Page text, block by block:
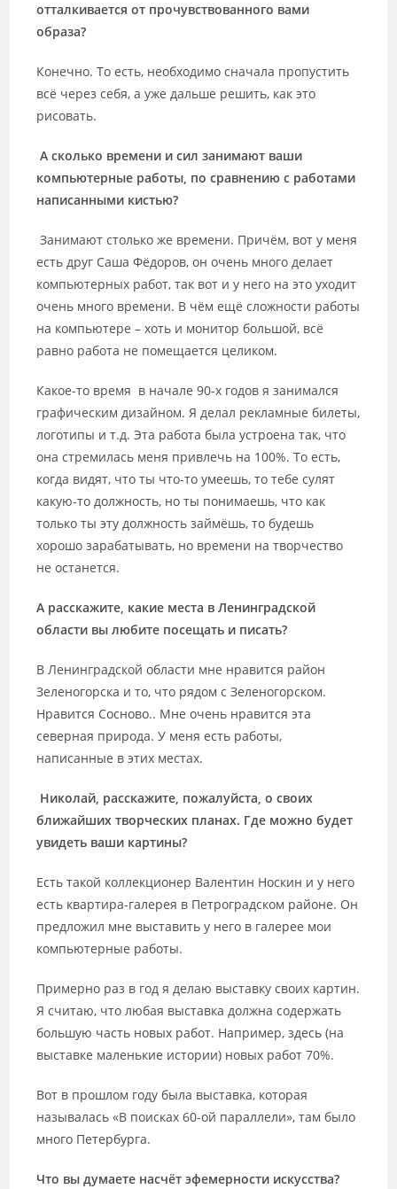
отталкивается от прочувствованного вами
образа?
Конечно. То есть, необходимо сначала пропустить
всё через себя, а уже дальше решить, как это
рисовать.
А сколько времени и сил занимают ваши
компьютерные работы, по сравнению с работами
написанными кистью?
Занимают столько же времени. Причём, вот у меня
есть друг Саша Фёдоров, он очень много делает
компьютерных работ, так вот и у него на это уходит
очень много времени. В чём ещё сложности работы
на компьютере – хоть и монитор большой, всё
равно работа не помещается целиком.
Какое-то время в начале 90-х годов я занимался
графическим дизайном. Я делал рекламные билеты,
логотипы и т.д. Эта работа была устроена так, что
она стремилась меня привлечь на 100%. То есть,
когда видят, что ты что-то умеешь, то тебе сулят
какую-то должность, но ты понимаешь, что как
только ты эту должность займёшь, то будешь
хорошо зарабатывать, но времени на творчество
не останется.
А расскажите, какие места в Ленинградской
области вы любите посещать и писать?
В Ленинградской области мне нравится район
Зеленогорска и то, что рядом с Зеленогорском.
Нравится Сосново.. Мне очень нравится эта
северная природа. У меня есть работы,
написанные в этих местах.
Николай, расскажите, пожалуйста, о своих
ближайших творческих планах. Где можно будет
увидеть ваши картины?
Есть такой коллекционер Валентин Носкин и у него
есть квартира-галерея в Петроградском районе. Он
предложил мне выставить у него в галерее мои
компьютерные работы.
Примерно раз в год я делаю выставку своих картин.
Я считаю, что любая выставка должна содержать
большую часть новых работ. Например, здесь (на
выставке маленькие истории) новых работ 70%.
Вот в прошлом году была выставка, которая
называлась «В поисках 60-ой параллели», там было
много Петербурга.
Что вы думаете насчёт эфемерности искусства?